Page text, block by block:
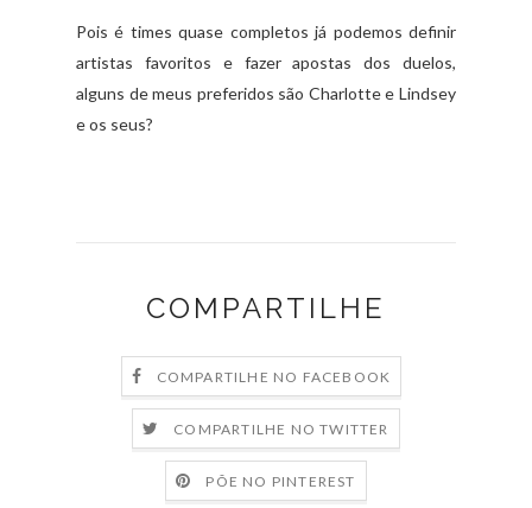
Pois é times quase completos já podemos definir
artistas favoritos e fazer apostas dos duelos,
alguns de meus preferidos são Charlotte e Lindsey
e os seus?
COMPARTILHE
COMPARTILHE NO FACEBOOK
COMPARTILHE NO TWITTER
PÕE NO PINTEREST